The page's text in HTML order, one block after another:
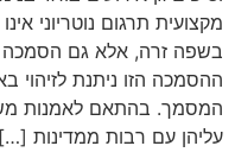
מקצועית תרגום נוטריוני
בשפה זרה, אלא גם הסמכה
ההסמכה הזו ניתנת לזיהוי
המסמך. בהתאם לאמנות
עליהן עם רבות ממדינות […]